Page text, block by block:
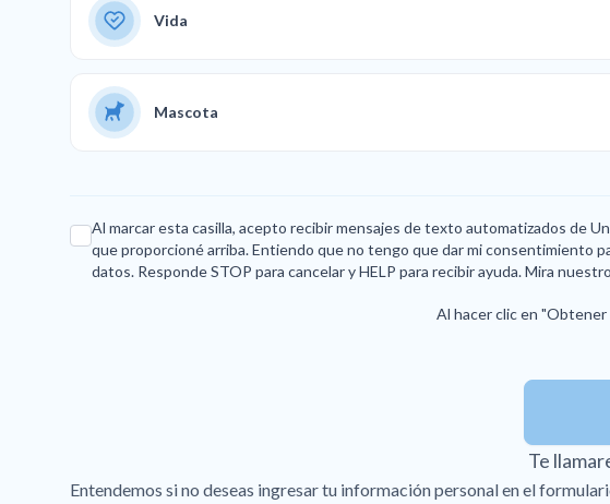
Vida
Mascota
Al marcar esta casilla, acepto recibir mensajes de texto automatizados de
que proporcioné arriba. Entiendo que no tengo que dar mi consentimiento
datos. Responde STOP para cancelar y HELP para recibir ayuda. Mira
Al hacer clic en
Te
Entendemos si no deseas ingresar tu información personal en el